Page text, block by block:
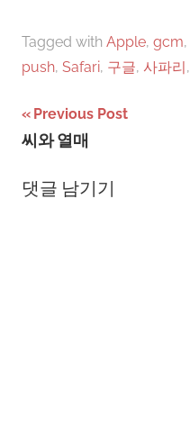
Tagged with Apple, gcm,
push, Safari, 구글, 사파리,
글
탐
색
Previous Post
씨와 열매
댓글 남기기